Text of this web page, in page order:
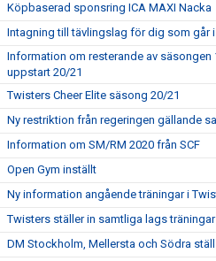
Köpbaserad sponsring ICA MAXI Nacka
Intagning till tävlingslag för dig som går
Information om resterande av säsongen
uppstart 20/21
Twisters Cheer Elite säsong 20/21
Ny restriktion från regeringen gällande
Information om SM/RM 2020 från SCF
Open Gym inställt
Ny information angående träningar i
Twisters ställer in samtliga lags träningar
DM Stockholm, Mellersta och Södra